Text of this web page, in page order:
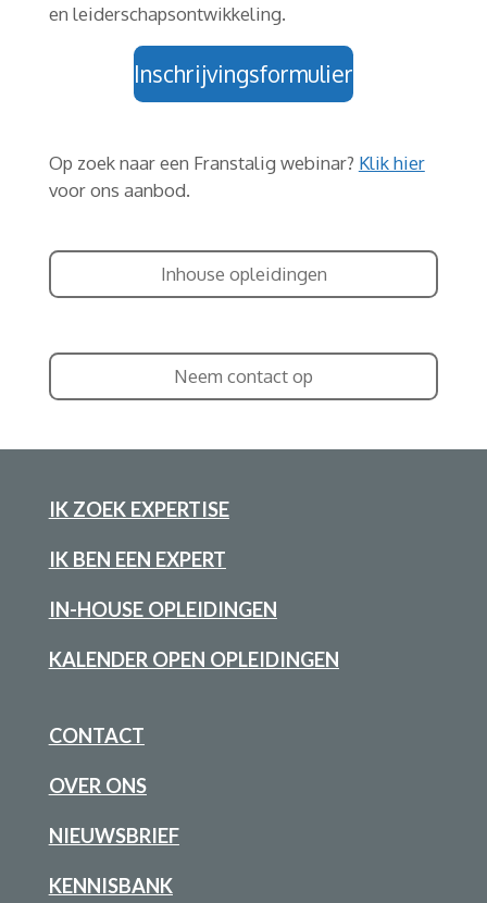
en leiderschapsontwikkeling.
Inschrijvingsformulier
Op zoek naar een Franstalig webinar? Klik hier
voor ons aanbod.
Inhouse opleidingen
Neem contact op
IK ZOEK EXPERTISE
IK BEN EEN EXPERT
IN-HOUSE OPLEIDINGEN
KALENDER OPEN OPLEIDINGEN
CONTACT
OVER ONS
NIEUWSBRIEF
KENNISBANK